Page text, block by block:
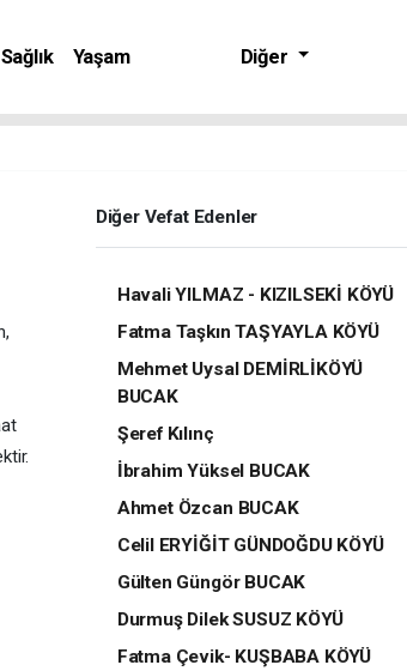
Sağlık
Yaşam
Diğer
Diğer Vefat Edenler
Havali YILMAZ - KIZILSEKİ KÖYÜ
Fatma Taşkın TAŞYAYLA KÖYÜ
Mehmet Uysal DEMİRLİKÖYÜ
BUCAK
Şeref Kılınç
İbrahim Yüksel BUCAK
Ahmet Özcan BUCAK
Celil ERYİĞİT GÜNDOĞDU KÖYÜ
Gülten Güngör BUCAK
Durmuş Dilek SUSUZ KÖYÜ
Fatma Çevik- KUŞBABA KÖYÜ